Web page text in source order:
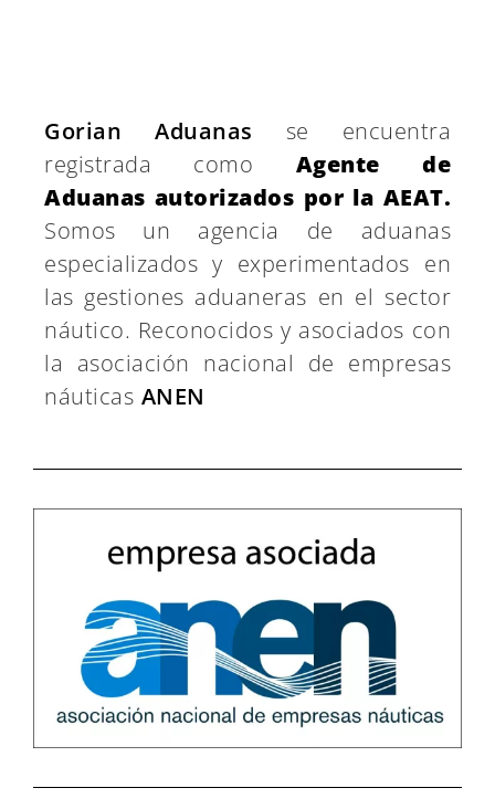
Gorian Aduanas se encuentra
registrada como Agente de
Aduanas autorizados por la AEAT.
Somos un agencia de aduanas
especializados y experimentados en
las gestiones aduaneras en el sector
náutico. Reconocidos y asociados con
la asociación nacional de empresas
náuticas ANEN